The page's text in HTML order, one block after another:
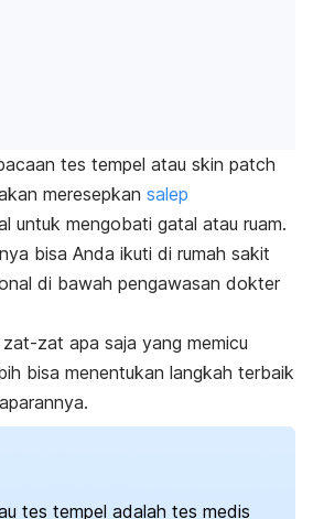
tes tempel atau skin patch
meresepkan salep
untuk mengobati gatal atau ruam.
bisa Anda ikuti di rumah sakit
di bawah pengawasan dokter
zat apa saja yang memicu
bisa menentukan langkah terbaik
tes tempel adalah tes medis